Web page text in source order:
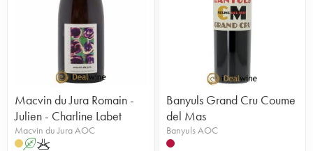
Macvin du Jura Romain -
Julien - Charline Labet
Macvin du Jura AOC
AK
Banyuls Grand Cru Coume
del Mas
Banyuls AOC